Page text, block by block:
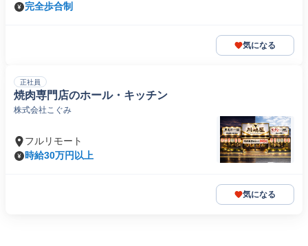
完全歩合制
気になる
正社員
焼肉専門店のホール・キッチン
株式会社こぐみ
フルリモート
時給30万円以上
気になる